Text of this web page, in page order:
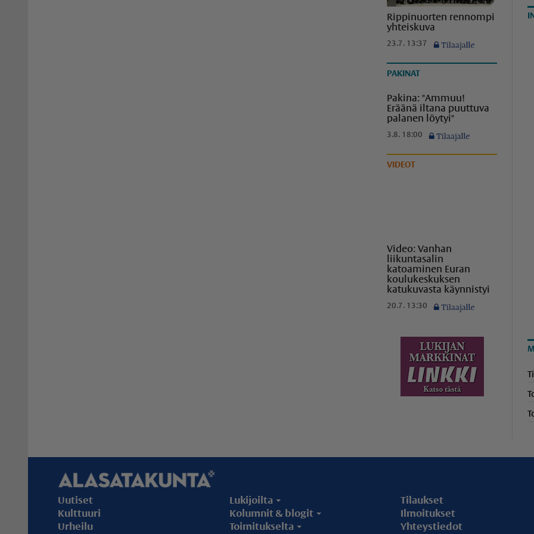
Rippinuorten rennompi
yhteiskuva
23.7. 13:37
PAKINAT
Pakina: "Ammuu!
Eräänä iltana puuttuva
palanen löytyi"
3.8. 18:00
VIDEOT
Video: Vanhan
liikuntasalin
katoaminen Euran
koulukeskuksen
katukuvasta käynnistyi
20.7. 13:30
Uutiset
Kulttuuri
Urheilu
Lukijoilta
Kolumnit & blogit
Toimitukselta
Tilaukset
Ilmoitukset
Yhteystiedot